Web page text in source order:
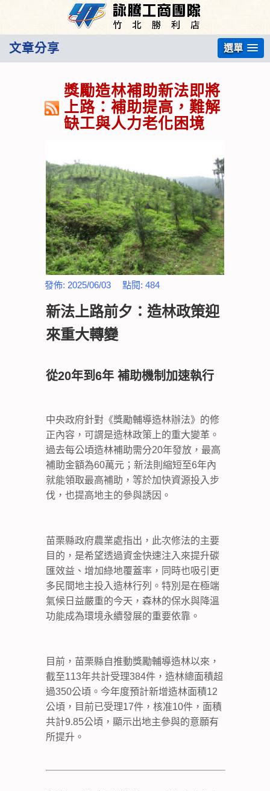
文章分享 選單
獎勵造林補助新法即將
上路：補助提高，難解
缺工與人力老化困境
發佈: 2025/06/03 點閱: 484
新法上路前夕：造林政策迎
來重大轉變
從20年到6年 補助機制加速執行
中央政府針對《獎勵輔導造林辦法》的修
正內容，可謂是造林政策上的重大變革。
過去每公頃造林補助需分20年發放，最高
補助金額為60萬元；新法則縮短至6年內
就能領取最高補助，等於加快資源投入步
伐，也提高地主的參與誘因。
苗栗縣政府農業處指出，此次修法的主要
目的，是希望透過資金快速注入來提升碳
匯效益、增加綠地覆蓋率，同時也吸引更
多民間地主投入造林行列。特別是在極端
氣候日益嚴重的今天，森林的保水與降溫
功能成為環境永續發展的重要依靠。
目前，苗栗縣自推動獎勵輔導造林以來，
截至113年共計受理384件，造林總面積超
過350公頃。今年度預計新增造林面積12
公頃，目前已受理17件，核准10件，面積
共計9.85公頃，顯示出地主參與的意願有
所提升。